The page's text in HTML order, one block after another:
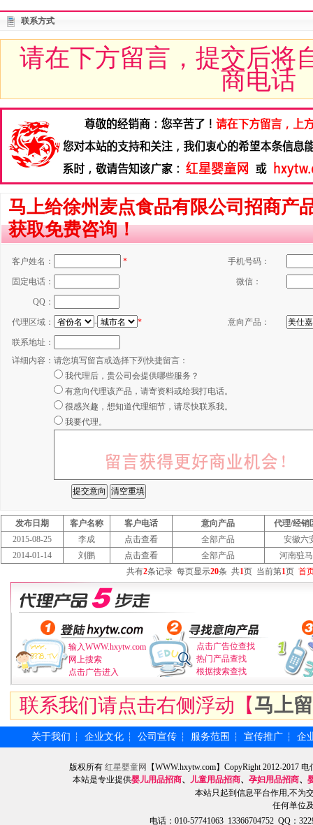
联系方式
请在下方留言，提交后将
商电话
马上给徐州麦点食品有限公司招商产
获取免费咨询！
客户姓名： * 手机号码：
固定电话： 微信：
QQ：
代理区域： - * 意向产品：
联系地址：
详细内容： 请您填写留言或选择下列快捷留言：
我代理后，贵公司会提供哪些服务？
有意向代理该产品，请寄资料或给我打电话。
很感兴趣，想知道代理细节，请尽快联系我。
我要代理。
发布日期 客户名称 客户电话 意向产品
代理/经销
2015-08-25
李成 点击查看 全部产品
安徽六
2014-01-14
刘鹏 点击查看 全部产品
河南驻
共有2条记录 每页显示20条 共1页 当前第1页 首
输入WWW.hxytw.com
网上搜索
点击广告进入
点击广告位查找
热门产品查找
根据搜索查找
联系我们请点击右侧浮动【马上
关于我们 ┆ 企业文化 ┆ 公司宣传 ┆ 服务范围 ┆ 宣传推广 ┆ 企
版权所有 红星婴童网
【WWW.hxytw.com】CopyRight 2012-2017
本站是专业提供婴儿用品招商、 儿童用品招商、 孕妇用品招商、
本站只起到信息平台作用,不为
任何单位
电话：010-57741063 13366704752 QQ：